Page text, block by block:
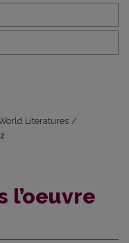
Literatures /
l’oeuvre